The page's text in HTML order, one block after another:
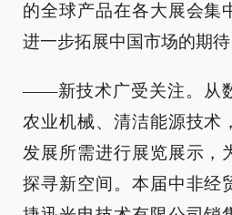
的全球产品在各大展会集
进一步拓展中国市场的期待
——新技术广受关注。从
农业机械、清洁能源技术
发展所需进行展览展示，
探寻新空间。本届中非经